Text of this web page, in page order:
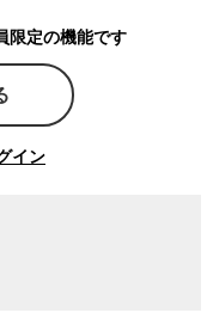
など行政機関による検
する際などに電力会社
を審査した当該官庁の
発の安全性を担保する
思決定プロセスを記録
ついては百戦錬磨の情
、原発を巡る意思決定
矮小化、本来残されて
限定の機能です
イン